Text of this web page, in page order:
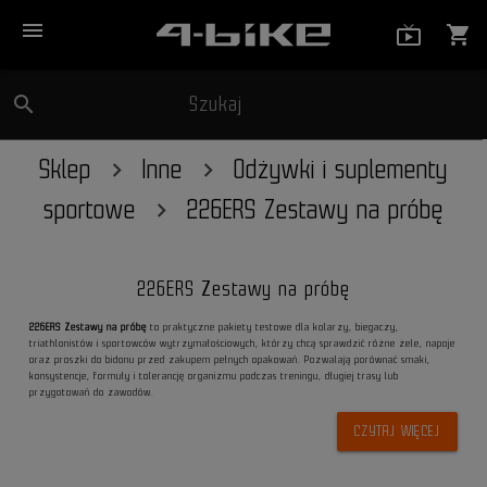
menu shopping_cart
search Szukaj
Sklep Inne
Odżywki i suplementy
sportowe
226ERS Zestawy na próbę
226ERS Zestawy na próbę
226ERS Zestawy na próbęto praktyczne pakiety testowe dla kolarzy, biegaczy,
triathlonistów i sportowców wytrzymałościowych, którzy chcą sprawdzić różne żele, napoje
oraz proszki do bidonu przed zakupem pełnych opakowań. Pozwalają porównać smaki,
konsystencje, formuły i tolerancję organizmu podczas treningu, długiej trasy lub
przygotowań do zawodów.
CZYTAJ WIĘCEJ